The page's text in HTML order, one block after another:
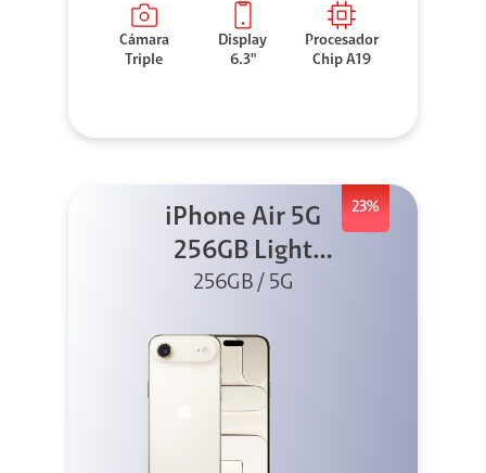
Cámara
Triple
Display
6.3"
Procesador
Chip A19
23%
iPhone Air 5G
256GB Light
Gold (Sólo eSIM)
256GB / 5G